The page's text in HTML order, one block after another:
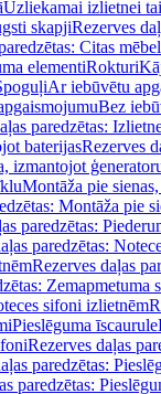
Uzliekamai izlietnei
skapjiRezerves
Citas
elementiRokturi
Ar iebūvētu
Bez
paredzētas:
baterijasRezerves
izmantojot
Montāža pie
Montāža pie
paredzētas:
paredzētas:
Rezerves daļas
Zemapmetuma
sifoni izlietnēm
Pieslēguma īscaurule
Rezerves daļas
paredzētas:
paredzētas: